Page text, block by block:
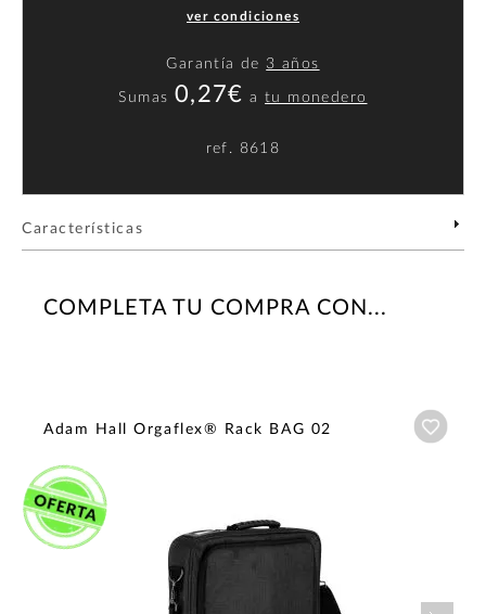
ver condiciones
Garantía de 3 años
Sumas 0,27€ atu monedero
ref. 8618
Características
COMPLETA TU COMPRA CON...
Adam Hall Orgaflex® Rack BAG 02